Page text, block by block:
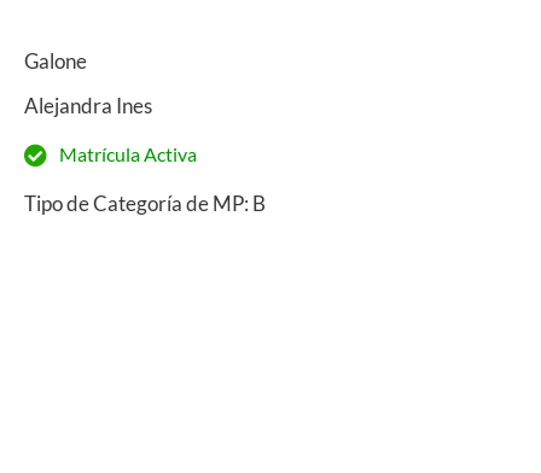
Galone
Alejandra Ines
Matrícula Activa
Tipo de Categoría de MP: B